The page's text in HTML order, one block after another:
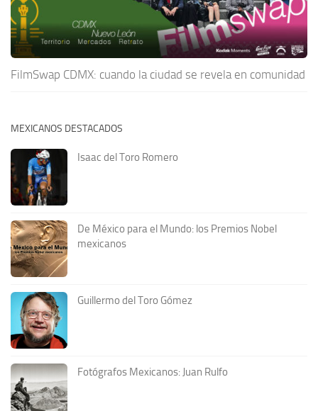
FilmSwap CDMX: cuando la ciudad se revela en comunidad
MEXICANOS DESTACADOS
Isaac del Toro Romero
De México para el Mundo: los Premios Nobel
mexicanos
Guillermo del Toro Gómez
Fotógrafos Mexicanos: Juan Rulfo